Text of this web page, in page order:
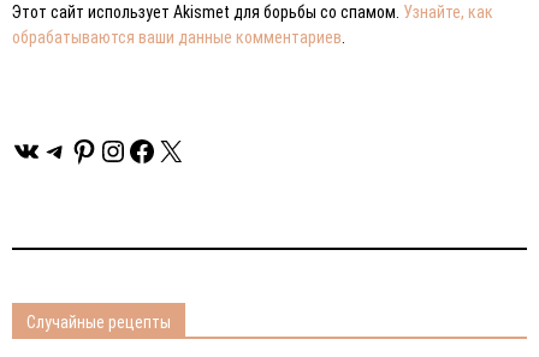
Этот сайт использует Akismet для борьбы со спамом. Узнайте, как
обрабатываются ваши данные комментариев
ВКонтакте
Telegram
Pinterest
Instagram
Facebook
X
Случайные рецепты